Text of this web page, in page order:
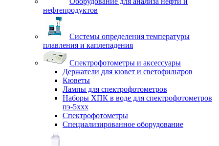
нефтепродуктов
Системы определения температуры
плавления и каплепадения
Спектрофотометры и аксессуары
Держатели для кювет и светофильтров
Кюветы
Лампы для спектрофотометров
Наборы ХПК в воде для спектрофотометров
пэ-5ххх
Спектрофотометры
Специализированное оборудование